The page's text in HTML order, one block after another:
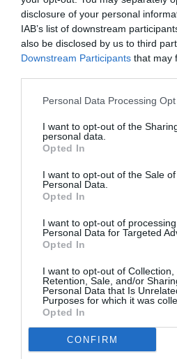
disclosure of your personal
IAB’s list of downstream
also be disclosed by us to third
Downstream Participants that may
Personal Data Processing
I want to opt-out of the
personal data.
Opted In
I want to opt-out of the Sale
Personal Data.
Opted In
I want to opt-out of
Personal Data for Targeted
Opted In
I want to opt-out of Collection,
Retention, Sale, and/or
Personal Data that Is
Purposes for which it was
Opted In
CONFIRM
agression de Téhéran
a commenté
D’un côté : “après que l’Iran a
Téhéran”
Car à la lecture de cette vision des
Quand quelqu’un vient chez vous
agression, mais, pas dans cet
l’agresseur est l’Iran qui lance
Par la suite, la lecture se confirme
l’agression de Téhéran” car quand
à des actes terroristes/assassinats
colonies seront installées dans le
réponse au risque sécuritaire dans
Et voilà comment les occidentaux
s’installer ça et là car, coïncidence,
minières à ramasser !
Illustration de la propagande